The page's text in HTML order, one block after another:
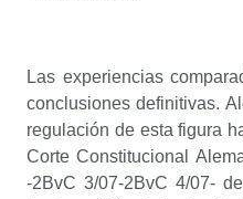
Las experiencias
conclusiones definitivas.
regulación de esta figura
Corte Constitucional
-2BvC 3/07-2BvC 4/07-